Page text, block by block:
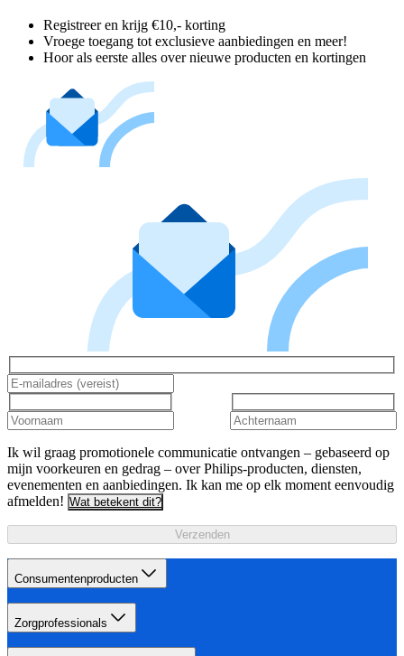
Registreer en krijg €10,- korting
Vroege toegang tot exclusieve aanbiedingen en meer!
Hoor als eerste alles over nieuwe producten en kortingen
Ik wil graag promotionele communicatie ontvangen – gebaseerd op
mijn voorkeuren en gedrag – over Philips-producten, diensten,
evenementen en aanbiedingen. Ik kan me op elk moment eenvoudig
afmelden! Wat betekent dit?
Verzenden
Consumentenproducten
Zorgprofessionals